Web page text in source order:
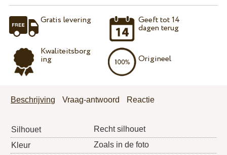
Gratis levering
Kwaliteitsborg
ing
Geeft tot 14
dagen terug
Origineel
Beschrijving Vraag-antwoord Reactie
Silhouet
Recht silhouet
Kleur
Zoals in de foto